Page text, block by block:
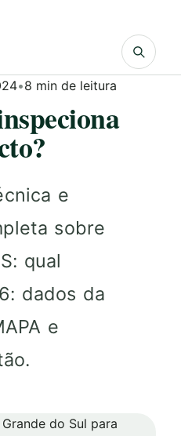
•8 min de leitura
e
sobre
qual
dados da
e